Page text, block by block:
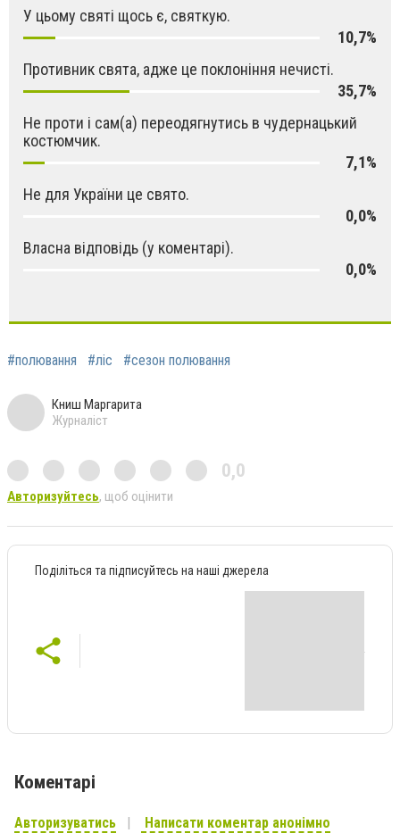
У цьому святі щось є, святкую.
10,7%
Противник свята, адже це поклоніння нечисті.
35,7%
Не проти і сам(а) переодягнутись в чудернацький
костюмчик.
7,1%
Не для України це свято.
0,0%
Власна відповідь (у коментарі).
0,0%
#полювання #ліс #сезон полювання
Книш Маргарита
Журналіст
0,0
Авторизуйтесь, щоб оцінити
Поділіться та підписуйтесь на наші джерела
Коментарі
Авторизуватись Написати коментар анонімно